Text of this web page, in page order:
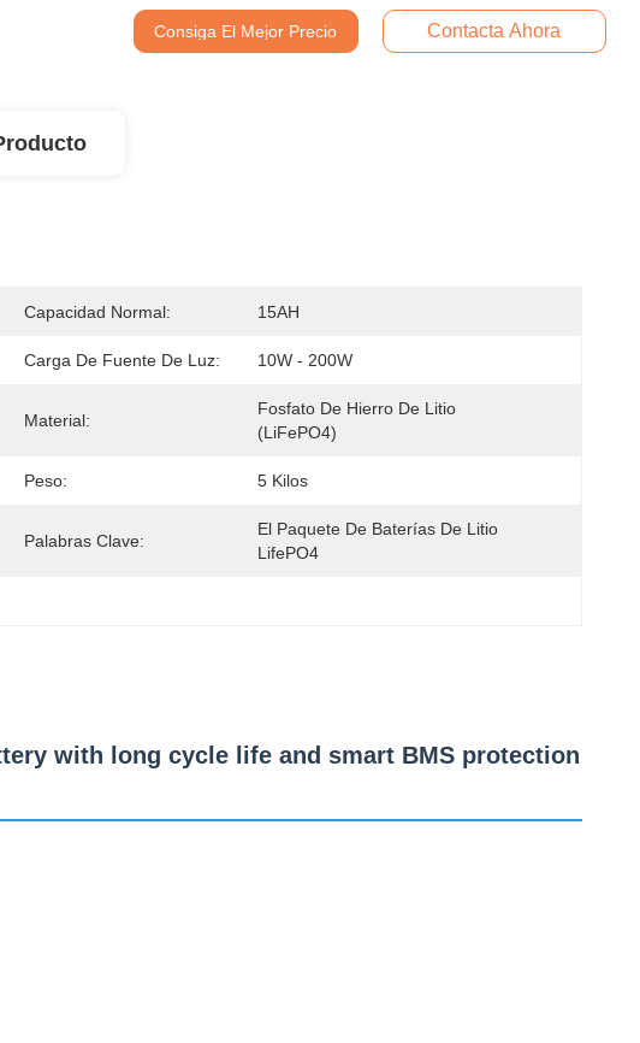
Consiga El Mejor Precio Contacta Ahora
Capacidad Normal: 15AH
Carga De Fuente De Luz: 10W - 200W
Material:
Fosfato De Hierro De Litio
(LiFePO4)
Peso: 5 Kilos
Palabras Clave:
El Paquete De Baterías De Litio
LifePO4
with long cycle life and smart BMS protection